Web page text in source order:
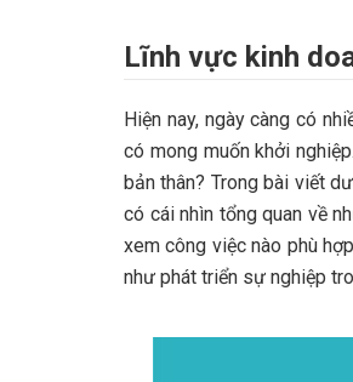
Lĩnh vực kinh
Hiện nay, ngày càng có
có mong muốn khởi
bản thân? Trong bài viết
có cái nhìn tổng quan về
xem công việc nào phù
như phát triển sự nghiệp